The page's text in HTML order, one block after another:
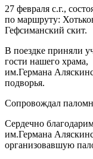
27 февраля с.г.,
по маршруту:
Гефсиманский скит.
В поездке приняли
гости нашего храма,
им.Германа
подворья.
Сопровождал
Сердечно
им.Германа
организовавшую